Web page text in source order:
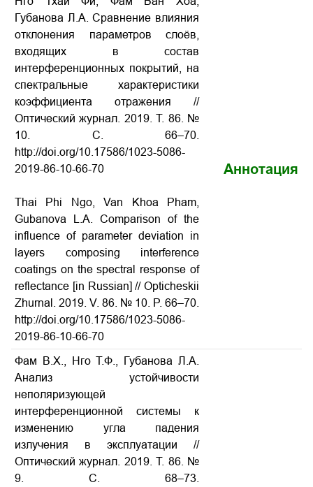
Губанова Л.А. Сравнение влияния
отклонения параметров слоёв,
входящих в состав
интерференционных покрытий, на
спектральные характеристики
коэффициента отражения //
Оптический журнал. 2019. Т. 86. №
10. С. 66–70.
http://doi.org/10.17586/1023-5086-
2019-86-10-66-70
Thai Phi Ngo, Van Khoa Pham,
Gubanova L.A. Comparison of the
influence of parameter deviation in
layers composing interference
coatings on the spectral response of
reflectance [in Russian] // Opticheskii
Zhurnal. 2019. V. 86. № 10. P. 66–70.
http://doi.org/10.17586/1023-5086-
2019-86-10-66-70
Аннотация
Фам В.Х., Нго Т.Ф., Губанова Л.А.
Анализ устойчивости
неполяризующей
интерференционной системы к
изменению угла падения
излучения в эксплуатации //
Оптический журнал. 2019. Т. 86. №
9. С. 68–73.